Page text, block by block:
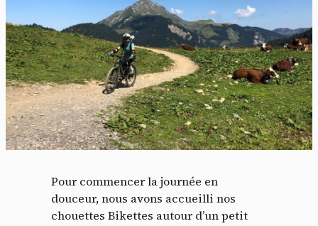
Pour commencer la journée en
douceur, nous avons accueilli nos
chouettes Bikettes autour d’un petit